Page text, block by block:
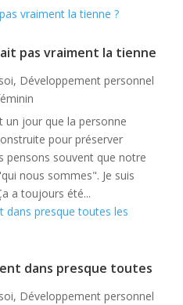
pas vraiment la tienne
, Développement personnel
un jour que la personne
pour préserver
pensons souvent que notre
nous sommes". Je suis
a toujours été...
dans presque toutes
, Développement personnel